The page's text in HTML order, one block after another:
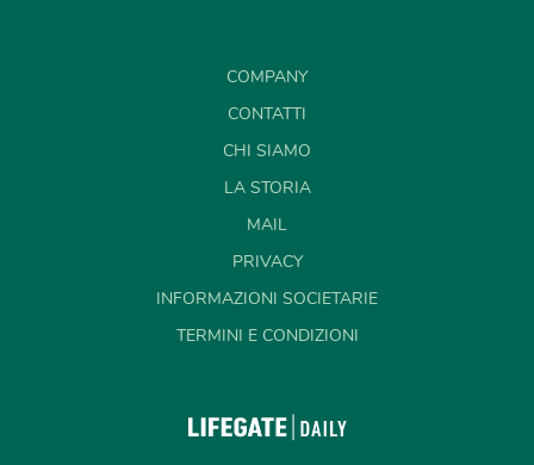
COMPANY
CONTATTI
CHI SIAMO
LA STORIA
MAIL
PRIVACY
INFORMAZIONI SOCIETARIE
TERMINI E CONDIZIONI